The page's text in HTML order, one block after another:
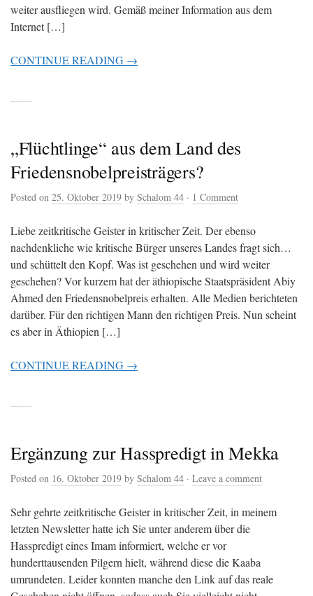
weiter ausfliegen wird. Gemäß meiner Information aus dem
Internet […]
CONTINUE READING →
„Flüchtlinge“ aus dem Land des
Friedensnobelpreisträgers?
Posted on 25. Oktober 2019 by Schalom 44 · 1 Comment
Liebe zeitkritische Geister in kritischer Zeit. Der ebenso
nachdenkliche wie kritische Bürger unseres Landes fragt sich…
und schüttelt den Kopf. Was ist geschehen und wird weiter
geschehen? Vor kurzem hat der äthiopische Staatspräsident Abiy
Ahmed den Friedensnobelpreis erhalten. Alle Medien berichteten
darüber. Für den richtigen Mann den richtigen Preis. Nun scheint
es aber in Äthiopien […]
CONTINUE READING →
Ergänzung zur Hasspredigt in Mekka
Posted on 16. Oktober 2019 by Schalom 44 · Leave a comment
Sehr gehrte zeitkritische Geister in kritischer Zeit, in meinem
letzten Newsletter hatte ich Sie unter anderem über die
Hasspredigt eines Imam informiert, welche er vor
hunderttausenden Pilgern hielt, während diese die Kaaba
umrundeten. Leider konnten manche den Link auf das reale